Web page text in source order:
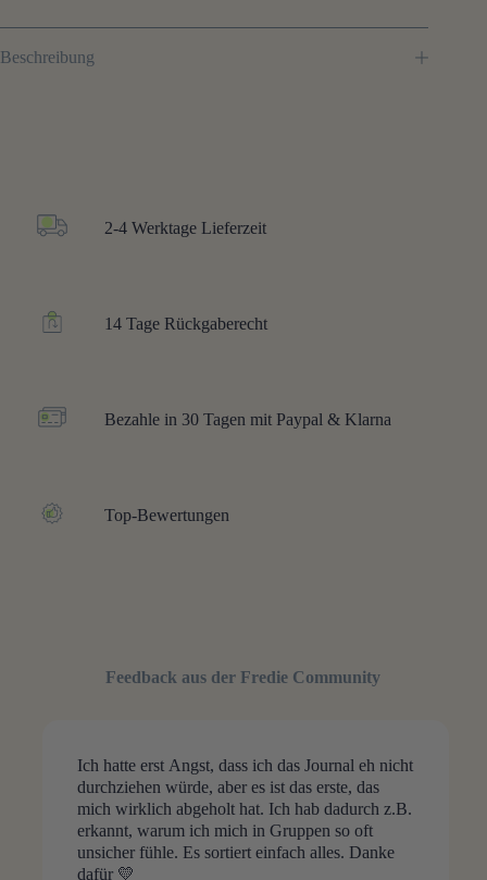
Beschreibung
2-4 Werktage Lieferzeit
14 Tage Rückgaberecht
Bezahle in 30 Tagen mit Paypal & Klarna
Top-Bewertungen
Feedback aus der Fredie Community
Ich hatte erst Angst, dass ich das Journal eh nicht
durchziehen würde, aber es ist das erste, das
mich wirklich abgeholt hat. Ich hab dadurch z.B.
erkannt, warum ich mich in Gruppen so oft
unsicher fühle. Es sortiert einfach alles. Danke
dafür 💛